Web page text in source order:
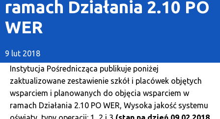
ramach Działania 2.10 PO
WER
9 lut 2018
Instytucja Pośrednicząca publikuje poniżej
zaktualizowane zestawienie szkół i placówek objętych
wsparciem i planowanych do objęcia wsparciem w
ramach Działania 2.10 PO WER, Wysoka jakość systemu